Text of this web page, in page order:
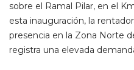
sobre el Ramal Pilar, en el
esta inauguración, la
presencia en la Zona Norte
registra una elevada